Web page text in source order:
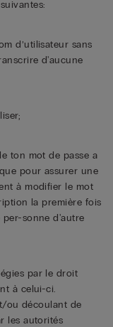
d’utilisateur sans
d'aucune
ton mot de passe a
pour assurer une
à modifier le mot
la première fois
sonne d'autre
par le droit
à celui-ci.
ou découlant de
les autorités